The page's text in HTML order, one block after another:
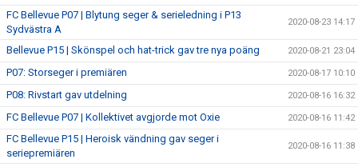
FC Bellevue P07 | Blytung seger & serieledning i P13
Sydvästra A
2020-08-23 14:17
Bellevue P15 | Skönspel och hat-trick gav tre nya poäng 2020-08-21 23:04
P07: Storseger i premiären 2020-08-17 10:10
P08: Rivstart gav utdelning 2020-08-16 16:32
FC Bellevue P07 | Kollektivet avgjorde mot Oxie 2020-08-16 11:42
FC Bellevue P15 | Heroisk vändning gav seger i
seriepremiären
2020-08-16 11:38